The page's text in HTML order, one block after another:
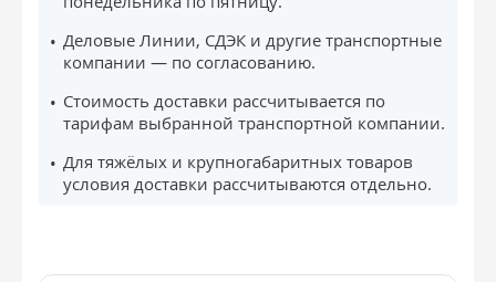
Деловые Линии, СДЭК и другие транспортные
компании — по согласованию.
Стоимость доставки рассчитывается по
тарифам выбранной транспортной компании.
Для тяжёлых и крупногабаритных товаров
условия доставки рассчитываются отдельно.